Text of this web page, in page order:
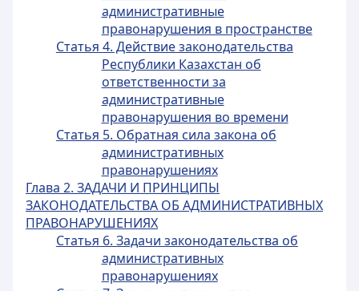
административные
правонарушения в пространстве
Статья 4. Действие законодательства
Республики Казахстан об
ответственности за
административные
правонарушения во времени
Статья 5. Обратная сила закона об
административных
правонарушениях
Глава 2. ЗАДАЧИ И ПРИНЦИПЫ
ЗАКОНОДАТЕЛЬСТВА ОБ АДМИНИСТРАТИВНЫХ
ПРАВОНАРУШЕНИЯХ
Статья 6. Задачи законодательства об
административных
правонарушениях